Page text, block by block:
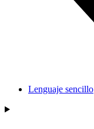
Lenguaje sencillo